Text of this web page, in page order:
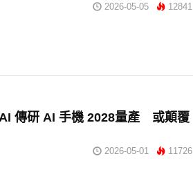
2026-05-05 12841
傳研 AI 手機 2028量產 或顛覆
2026-05-01 11726